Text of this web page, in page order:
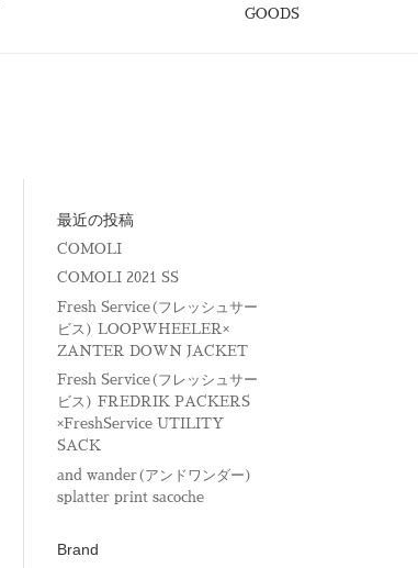
GOODS
最近の投稿
COMOLI
COMOLI 2021 SS
Fresh Service(フレッシュサー
ビス) LOOPWHEELER×
ZANTER DOWN JACKET
Fresh Service(フレッシュサー
ビス) FREDRIK PACKERS
×FreshService UTILITY
SACK
and wander(アンドワンダー)
splatter print sacoche
Brand